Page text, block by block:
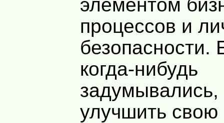
элементом
процессов и
безопасности.
когда-нибудь
задумывались,
улучшить свою